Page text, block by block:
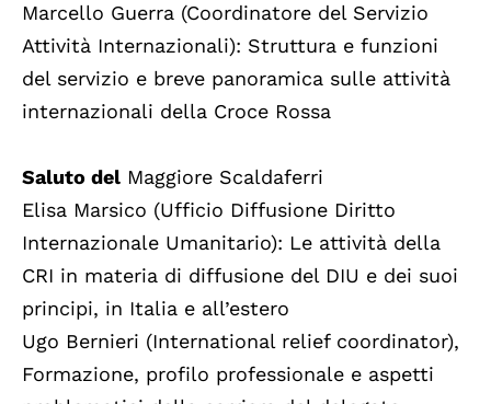
Marcello Guerra (Coordinatore del Servizio
Attività Internazionali): Struttura e funzioni
del servizio e breve panoramica sulle attività
internazionali della Croce Rossa
Saluto del Maggiore Scaldaferri
Elisa Marsico (Ufficio Diffusione Diritto
Internazionale Umanitario): Le attività della
CRI in materia di diffusione del DIU e dei suoi
principi, in Italia e all’estero
Ugo Bernieri (International relief coordinator),
Formazione, profilo professionale e aspetti